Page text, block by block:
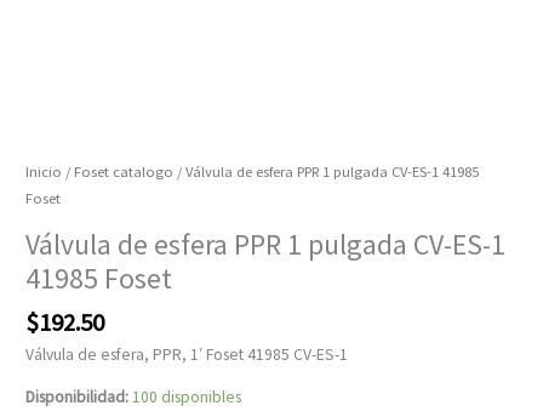
Inicio / Foset catalogo / Válvula de esfera PPR 1 pulgada CV-ES-1 41985
Foset
Válvula de esfera PPR 1 pulgada CV-ES-1
41985 Foset
$192.50
Válvula de esfera, PPR, 1′ Foset 41985 CV-ES-1
Disponibilidad:100 disponibles